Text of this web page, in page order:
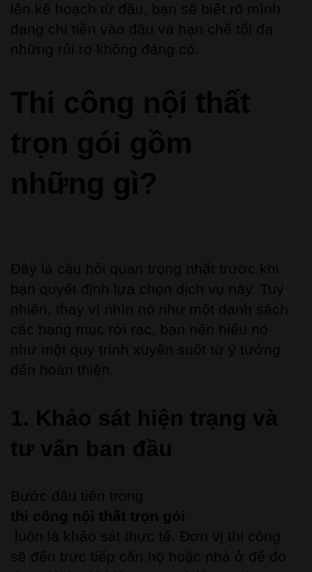
lên kế hoạch từ đầu, bạn sẽ biết rõ mình
đang chi tiền vào đâu và hạn chế tối đa
những rủi ro không đáng có.
Thi công nội thất
trọn gói gồm
những gì?
Đây là câu hỏi quan trọng nhất trước khi
bạn quyết định lựa chọn dịch vụ này. Tuy
nhiên, thay vì nhìn nó như một danh sách
các hạng mục rời rạc, bạn nên hiểu nó
như một quy trình xuyên suốt từ ý tưởng
đến hoàn thiện.
1. Khảo sát hiện trạng và
tư vấn ban đầu
Bước đầu tiên trong
thi công nội thất trọn gói
sẽ đến trực tiếp căn hộ hoặc nhà ở để đo